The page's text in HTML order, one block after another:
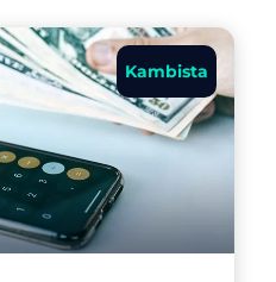
Kambista